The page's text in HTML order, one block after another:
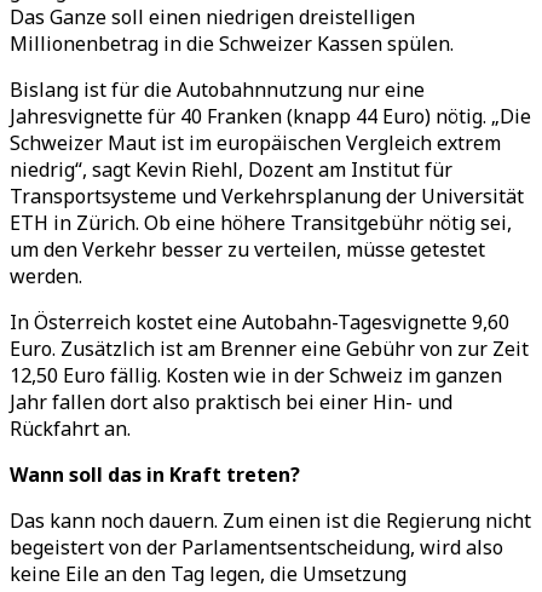
Das Ganze soll einen niedrigen dreistelligen
Millionenbetrag in die Schweizer Kassen spülen.
Bislang ist für die Autobahnnutzung nur eine
Jahresvignette für 40 Franken (knapp 44 Euro) nötig. „Die
Schweizer Maut ist im europäischen Vergleich extrem
niedrig“, sagt Kevin Riehl, Dozent am Institut für
Transportsysteme und Verkehrsplanung der Universität
ETH in Zürich. Ob eine höhere Transitgebühr nötig sei,
um den Verkehr besser zu verteilen, müsse getestet
werden.
In Österreich kostet eine Autobahn-Tagesvignette 9,60
Euro. Zusätzlich ist am Brenner eine Gebühr von zur Zeit
12,50 Euro fällig. Kosten wie in der Schweiz im ganzen
Jahr fallen dort also praktisch bei einer Hin- und
Rückfahrt an.
Wann soll das in Kraft treten?
Das kann noch dauern. Zum einen ist die Regierung nicht
begeistert von der Parlamentsentscheidung, wird also
keine Eile an den Tag legen, die Umsetzung